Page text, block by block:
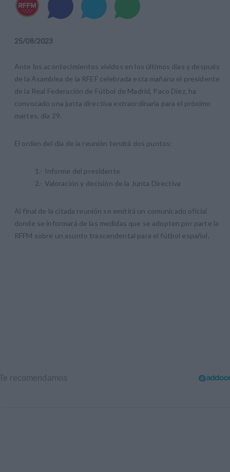
25/08/2023
Ante los acontecimientos vividos en los últimos días y después
de la Asamblea de la RFEF celebrada esta mañana el presidente
de la Real Federación de Fútbol de Madrid, Paco Díez, ha
convocado una junta directiva extraordinaria para el próximo
martes, día 29.
El orden del día de la reunión tendrá dos puntos:
1.- Informe del presidente
2.- Valoración y decisión de la Junta Directiva
Al final de la citada reunión se emitirá un comunicado oficial
donde se informará de las medidas que se adopten por parte la
RFFM sobre un asunto trascendental para el fútbol español.